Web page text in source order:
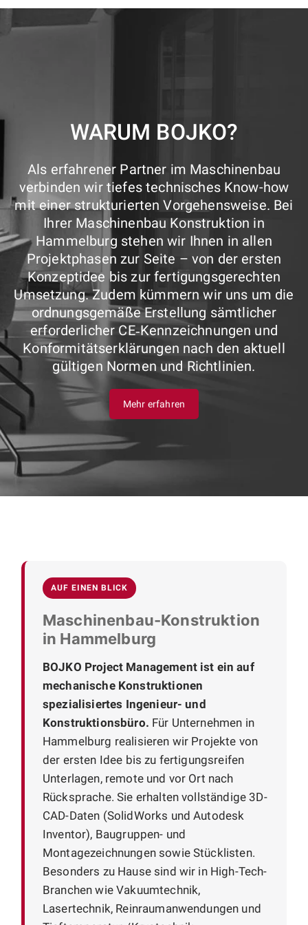
WARUM BOJKO?
Als erfahrener Partner im Maschinenbau
verbinden wir tiefes technisches Know-how
mit einer strukturierten Vorgehensweise. Bei
Ihrer Maschinenbau Konstruktion in
Hammelburg stehen wir Ihnen in allen
Projektphasen zur Seite – von der ersten
Konzeptidee bis zur fertigungsgerechten
Umsetzung. Zudem kümmern wir uns um die
ordnungsgemäße Erstellung sämtlicher
erforderlicher CE‑Kennzeichnungen und
Konformitätserklärungen nach den aktuell
gültigen Normen und Richtlinien.
Mehr erfahren
AUF EINEN BLICK
Maschinenbau-Konstruktion
in Hammelburg
BOJKO Project Management ist ein auf
mechanische Konstruktionen
spezialisiertes Ingenieur- und
Konstruktionsbüro. Für Unternehmen in
Hammelburg realisieren wir Projekte von
der ersten Idee bis zu fertigungsreifen
Unterlagen, remote und vor Ort nach
Rücksprache. Sie erhalten vollständige 3D-
CAD-Daten (SolidWorks und Autodesk
Inventor), Baugruppen- und
Montagezeichnungen sowie Stücklisten.
Besonders zu Hause sind wir in High-Tech-
Branchen wie Vakuumtechnik,
Lasertechnik, Reinraumanwendungen und